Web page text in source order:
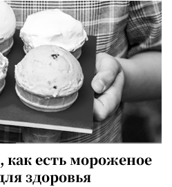
есть мороженое
здоровья